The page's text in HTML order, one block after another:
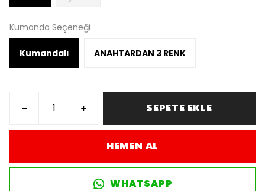
Kumanda Seçeneği
Kumandalı ANAHTARDAN 3 RENK
SEPETE EKLE
HEMEN AL
WHATSAPP